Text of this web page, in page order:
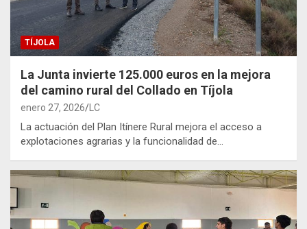
TÍJOLA
La Junta invierte 125.000 euros en la mejora
del camino rural del Collado en Tíjola
enero 27, 2026 LC
La actuación del Plan Itínere Rural mejora el acceso a
explotaciones agrarias y la funcionalidad de…